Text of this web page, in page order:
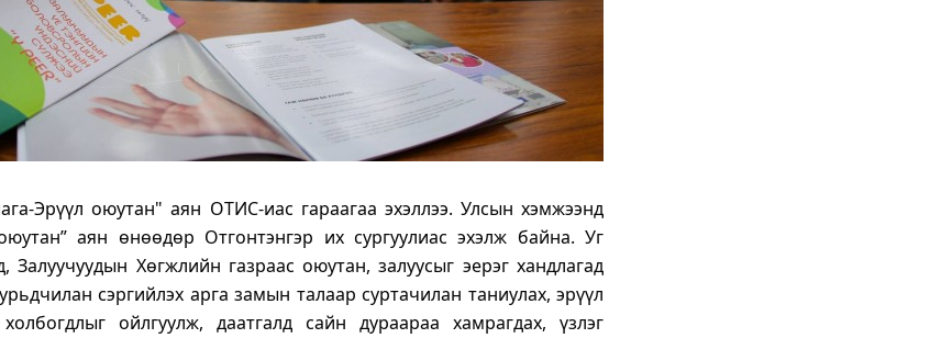
Эрүүл оюутан" аян ОТИС-иас гараагаа эхэллээ. Улсын хэмжээнд
аян өнөөдөр Отгонтэнгэр их сургуулиас эхэлж байна. Уг
Залуучуудын Хөгжлийн газраас оюутан, залуусыг эерэг хандлагад
сэргийлэх арга замын талаар суртачилан таниулах, эрүүл
ойлгуулж, даатгалд сайн дураараа хамрагдах, үзлэг